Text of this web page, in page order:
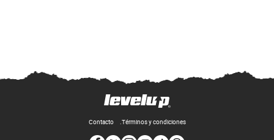
Contacto Términos y condiciones